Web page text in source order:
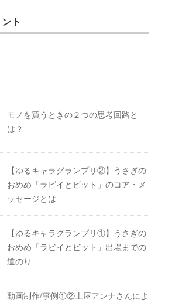
ト
モノを買うときの２つの思考回路と
は？
【ゆるキャラグランプリ②】うさぎの
おめめ「ラビイとビット」のコア・メ
ッセージとは
【ゆるキャラグランプリ①】うさぎの
おめめ「ラビイとビット」出場までの
道のり
動画制作/事例①②土屋アンナさんによ